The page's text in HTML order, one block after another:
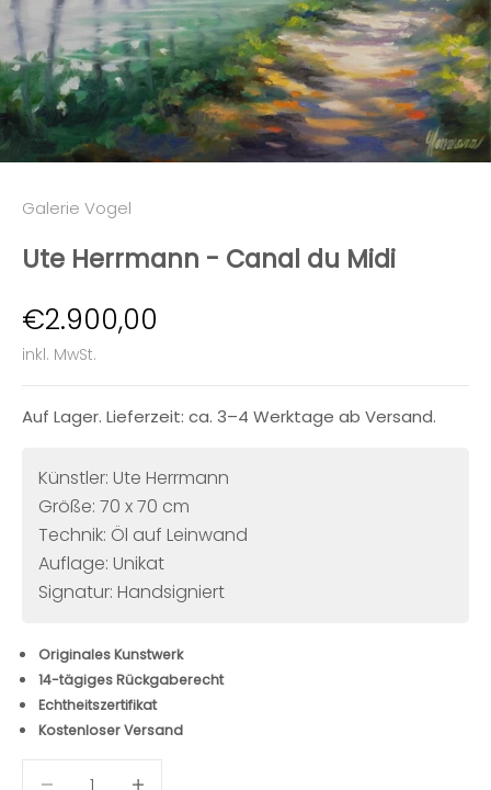
Galerie Vogel
Ute Herrmann - Canal du Midi
Angebot
€2.900,00
inkl. MwSt.
Auf Lager. Lieferzeit: ca. 3–4 Werktage ab Versand.
Künstler: Ute Herrmann
Größe: 70 x 70 cm
Technik: Öl auf Leinwand
Auflage: Unikat
Signatur: Handsigniert
Originales Kunstwerk
14-tägiges Rückgaberecht
Echtheitszertifikat
Kostenloser Versand